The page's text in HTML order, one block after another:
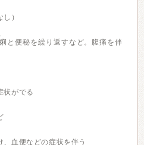
）
と便秘を繰り返すなど。腹痛を伴
状がでる
血便などの症状を伴う